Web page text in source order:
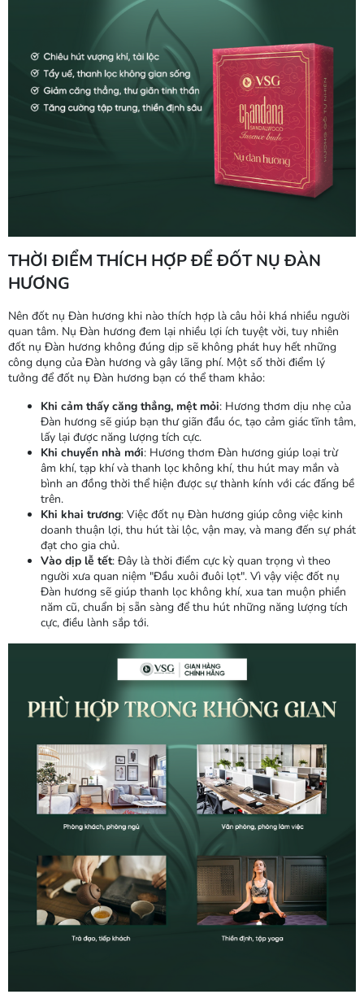
THỜI ĐIỂM THÍCH HỢP ĐỂ ĐỐT NỤ ĐÀN
HƯƠNG
Nên đốt nụ Đàn hương khi nào thích hợp là câu hỏi khá nhiều người
quan tâm. Nụ Đàn hương đem lại nhiều lợi ích tuyệt vời, tuy nhiên
đốt nụ Đàn hương không đúng dịp sẽ không phát huy hết những
công dụng của Đàn hương và gây lãng phí. Một số thời điểm lý
tưởng để đốt nụ Đàn hương bạn có thể tham khảo:
Khi cảm thấy căng thẳng, mệt mỏi: Hương thơm dịu nhẹ của
Đàn hương sẽ giúp bạn thư giãn đầu óc, tạo cảm giác tĩnh tâm,
lấy lại được năng lượng tích cực.
Khi chuyển nhà mới: Hương thơm Đàn hương giúp loại trừ
âm khí, tạp khí và thanh lọc không khí, thu hút may mắn và
bình an đồng thời thể hiện được sự thành kính với các đấng bề
trên.
Khi khai trương: Việc đốt nụ Đàn hương giúp công việc kinh
doanh thuận lợi, thu hút tài lộc, vận may, và mang đến sự phát
đạt cho gia chủ.
Vào dịp lễ tết: Đây là thời điểm cực kỳ quan trọng vì theo
người xưa quan niệm "Đầu xuôi đuôi lọt". Vì vậy việc đốt nụ
Đàn hương sẽ giúp thanh lọc không khí, xua tan muộn phiền
năm cũ, chuẩn bị sẵn sàng để thu hút những năng lượng tích
cực, điều lành sắp tới.